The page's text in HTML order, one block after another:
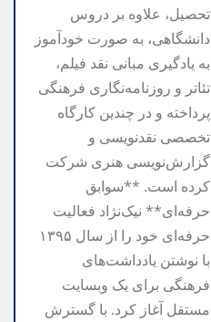
تحصیل، علاوه بر دروس
دانشگاهی، به صورت خودآموز
به یادگیری مبانی نقد فیلم،
تئاتر و روزنامه‌نگاری فرهنگی
پرداخته و در چندین کارگاه
تخصصی نقدنویسی و
گزارش‌نویسی هنری شرکت
کرده است. **سوابق
حرفه‌ای** نیک‌نژاد فعالیت
حرفه‌ای خود را از سال ۱۳۹۵
با نوشتن یادداشت‌های
فرهنگی برای یک وبسایت
مستقل آغاز کرد. با گسترش